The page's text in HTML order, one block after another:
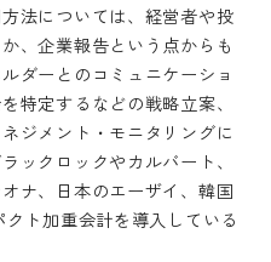
法については、経営者や投
、企業報告という点からも
ダーとのコミュニケーショ
特定するなどの戦略立案、
ジメント・モニタリングに
ックロックやカルバート、
ナ、日本のエーザイ、韓国
ト加重会計を導入している